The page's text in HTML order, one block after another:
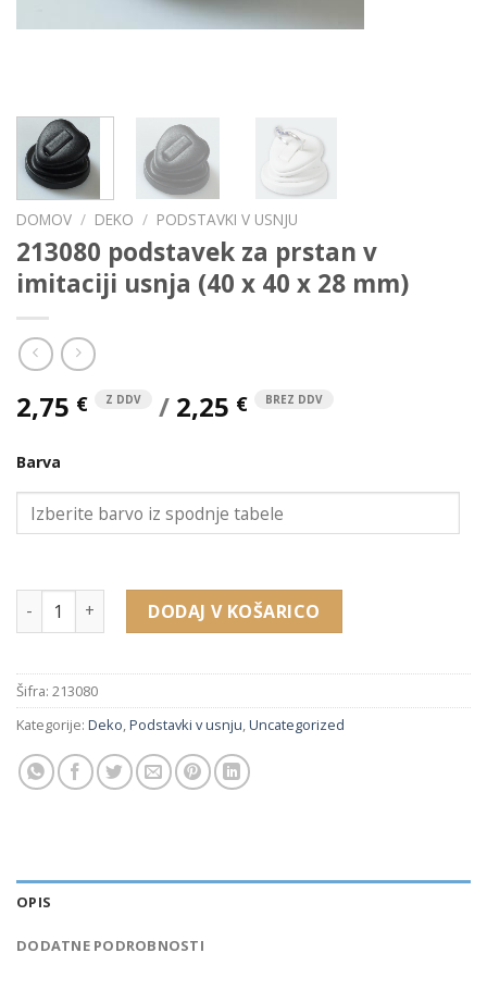
DOMOV / DEKO / PODSTAVKI V USNJU
213080 podstavek za prstan v
imitaciji usnja (40 x 40 x 28 mm)
2,75 € Z DDV / 2,25 € BREZ DDV
Barva
213080 podstavek za prstan v imitaciji usnja (40 x 40 x 28
DODAJ V KOŠARICO
Šifra: 213080
Kategorije: Deko Podstavki v usnju Uncategorized
OPIS
DODATNE PODROBNOSTI